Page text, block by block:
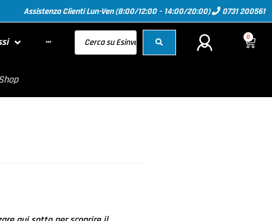
Assistenza Clienti Lun-Ven (8:00/12:00 – 14:00/20:00) 0731 200561
··· 0